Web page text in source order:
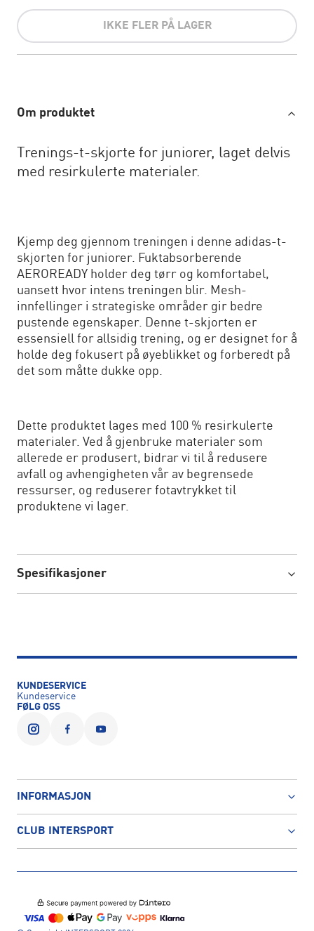
IKKE FLER PÅ LAGER
Om produktet
Trenings-t-skjorte for juniorer, laget delvis
med resirkulerte materialer.
Kjemp deg gjennom treningen i denne adidas-t-
skjorten for juniorer. Fuktabsorberende
AEROREADY holder deg tørr og komfortabel,
uansett hvor intens treningen blir. Mesh-
innfellinger i strategiske områder gir bedre
pustende egenskaper. Denne t-skjorten er
essensiell for allsidig trening, og er designet for å
holde deg fokusert på øyeblikket og forberedt på
det som måtte dukke opp.
Dette produktet lages med 100 % resirkulerte
materialer. Ved å gjenbruke materialer som
allerede er produsert, bidrar vi til å redusere
avfall og avhengigheten vår av begrensede
ressurser, og reduserer fotavtrykket til
produktene vi lager.
Spesifikasjoner
KUNDESERVICE
Kundeservice
FØLG OSS
INFORMASJON
CLUB INTERSPORT